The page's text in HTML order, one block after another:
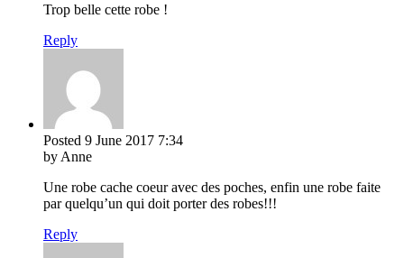
Trop belle cette robe !
Reply
Posted 9 June 2017 7:34
by Anne
Une robe cache coeur avec des poches, enfin une robe faite
par quelqu’un qui doit porter des robes!!!
Reply